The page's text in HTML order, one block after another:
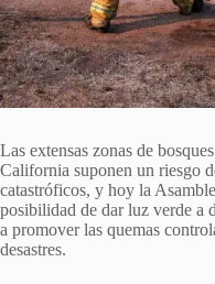
Las extensas zonas de
California suponen un riesgo
catastróficos, y hoy la
posibilidad de dar luz verde a
a promover las quemas
desastres.